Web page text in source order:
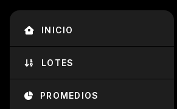
INICIO
LOTES
PROMEDIOS